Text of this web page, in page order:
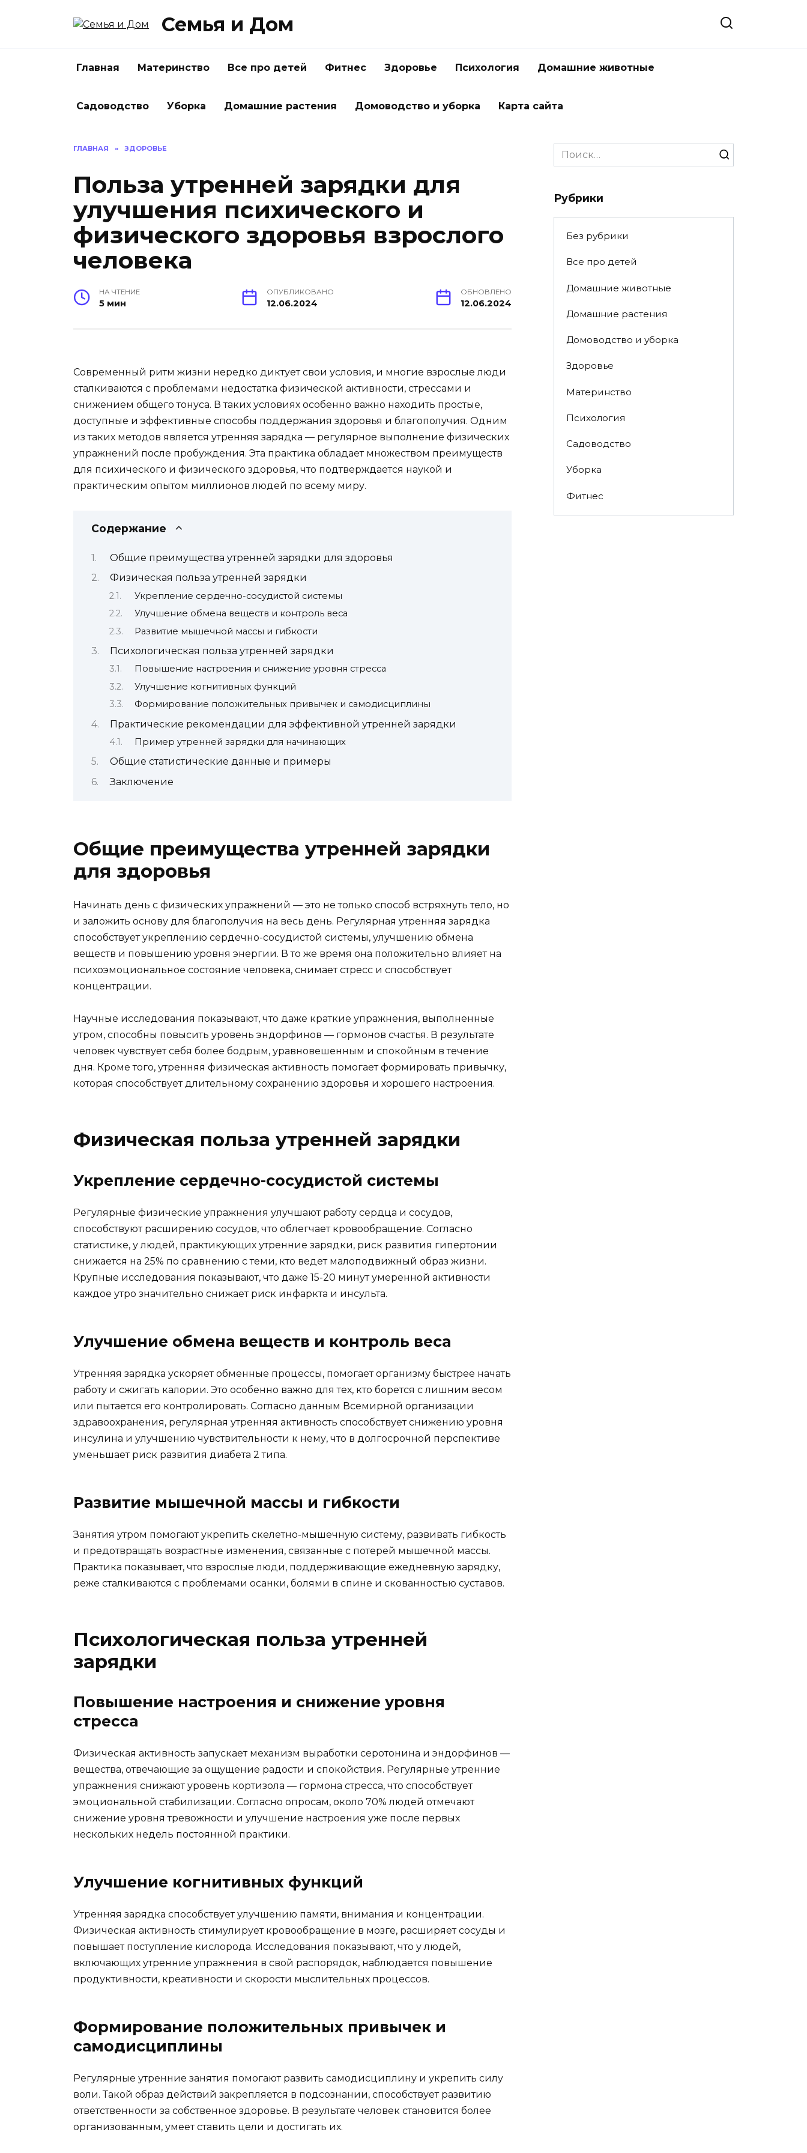
Семья и Дом
Главная Материнство Все про детей Фитнес Здоровье Психология Домашние животные
Садоводство Уборка Домашние растения Домоводство и уборка Карта сайта
ГЛАВНАЯ » ЗДОРОВЬЕ
Польза утренней зарядки для
улучшения психического и
физического здоровья взрослого
человека
НА ЧТЕНИЕ
5 мин
ОПУБЛИКОВАНО
12.06.2024
ОБНОВЛЕНО
12.06.2024
Современный ритм жизни нередко диктует свои условия, и многие взрослые люди
сталкиваются с проблемами недостатка физической активности, стрессами и
снижением общего тонуса. В таких условиях особенно важно находить простые,
доступные и эффективные способы поддержания здоровья и благополучия. Одним
из таких методов является утренняя зарядка — регулярное выполнение физических
упражнений после пробуждения. Эта практика обладает множеством преимуществ
для психического и физического здоровья, что подтверждается наукой и
практическим опытом миллионов людей по всему миру.
Содержание
Общие преимущества утренней зарядки для здоровья
Физическая польза утренней зарядки
Укрепление сердечно-сосудистой системы
Улучшение обмена веществ и контроль веса
Развитие мышечной массы и гибкости
Психологическая польза утренней зарядки
Повышение настроения и снижение уровня стресса
Улучшение когнитивных функций
Формирование положительных привычек и самодисциплины
Практические рекомендации для эффективной утренней зарядки
Пример утренней зарядки для начинающих
Общие статистические данные и примеры
Заключение
Общие преимущества утренней зарядки
для здоровья
Начинать день с физических упражнений — это не только способ встряхнуть тело, но
и заложить основу для благополучия на весь день. Регулярная утренняя зарядка
способствует укреплению сердечно-сосудистой системы, улучшению обмена
веществ и повышению уровня энергии. В то же время она положительно влияет на
психоэмоциональное состояние человека, снимает стресс и способствует
концентрации.
Научные исследования показывают, что даже краткие упражнения, выполненные
утром, способны повысить уровень эндорфинов — гормонов счастья. В результате
человек чувствует себя более бодрым, уравновешенным и спокойным в течение
дня. Кроме того, утренняя физическая активность помогает формировать привычку,
которая способствует длительному сохранению здоровья и хорошего настроения.
Физическая польза утренней зарядки
Укрепление сердечно-сосудистой системы
Регулярные физические упражнения улучшают работу сердца и сосудов,
способствуют расширению сосудов, что облегчает кровообращение. Согласно
статистике, у людей, практикующих утренние зарядки, риск развития гипертонии
снижается на 25% по сравнению с теми, кто ведет малоподвижный образ жизни.
Крупные исследования показывают, что даже 15-20 минут умеренной активности
каждое утро значительно снижает риск инфаркта и инсульта.
Улучшение обмена веществ и контроль веса
Утренняя зарядка ускоряет обменные процессы, помогает организму быстрее начать
работу и сжигать калории. Это особенно важно для тех, кто борется с лишним весом
или пытается его контролировать. Согласно данным Всемирной организации
здравоохранения, регулярная утренняя активность способствует снижению уровня
инсулина и улучшению чувствительности к нему, что в долгосрочной перспективе
уменьшает риск развития диабета 2 типа.
Развитие мышечной массы и гибкости
Занятия утром помогают укрепить скелетно-мышечную систему, развивать гибкость
и предотвращать возрастные изменения, связанные с потерей мышечной массы.
Практика показывает, что взрослые люди, поддерживающие ежедневную зарядку,
реже сталкиваются с проблемами осанки, болями в спине и скованностью суставов.
Психологическая польза утренней
зарядки
Повышение настроения и снижение уровня
стресса
Физическая активность запускает механизм выработки серотонина и эндорфинов —
вещества, отвечающие за ощущение радости и спокойствия. Регулярные утренние
упражнения снижают уровень кортизола — гормона стресса, что способствует
эмоциональной стабилизации. Согласно опросам, около 70% людей отмечают
снижение уровня тревожности и улучшение настроения уже после первых
нескольких недель постоянной практики.
Улучшение когнитивных функций
Утренняя зарядка способствует улучшению памяти, внимания и концентрации.
Физическая активность стимулирует кровообращение в мозге, расширяет сосуды и
повышает поступление кислорода. Исследования показывают, что у людей,
включающих утренние упражнения в свой распорядок, наблюдается повышение
продуктивности, креативности и скорости мыслительных процессов.
Формирование положительных привычек и
самодисциплины
Регулярные утренние занятия помогают развить самодисциплину и укрепить силу
воли. Такой образ действий закрепляется в подсознании, способствует развитию
ответственности за собственное здоровье. В результате человек становится более
организованным, умеет ставить цели и достигать их.
Search
for:
Рубрики
Без рубрики
Все про детей
Домашние животные
Домашние растения
Домоводство и уборка
Здоровье
Материнство
Психология
Садоводство
Уборка
Фитнес